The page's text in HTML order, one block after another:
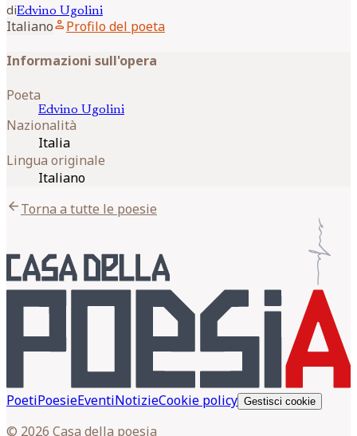
diEdvino Ugolini
Italianoperson Profilo del poeta
Informazioni sull'opera
Poeta
Edvino Ugolini
Nazionalità
Italia
Lingua originale
Italiano
arrow_backTorna a tutte le poesie
PoetiPoesieEventiNotizieCookie policy Gestisci cookie
© 2026 Casa della poesia